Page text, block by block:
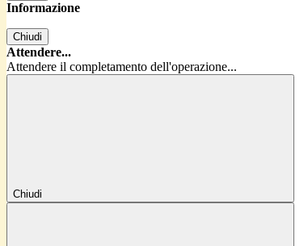
Informazione
Chiudi
Attendere...
Attendere il completamento dell'operazione...
Chiudi